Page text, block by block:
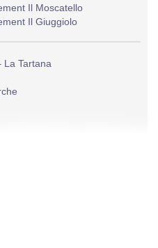
Il Moscatello
Il Giuggiolo
La Tartana